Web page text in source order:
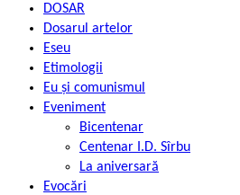
DOSAR
Dosarul artelor
Eseu
Etimologii
Eu și comunismul
Eveniment
Bicentenar
Centenar I.D. Sîrbu
La aniversară
Evocări